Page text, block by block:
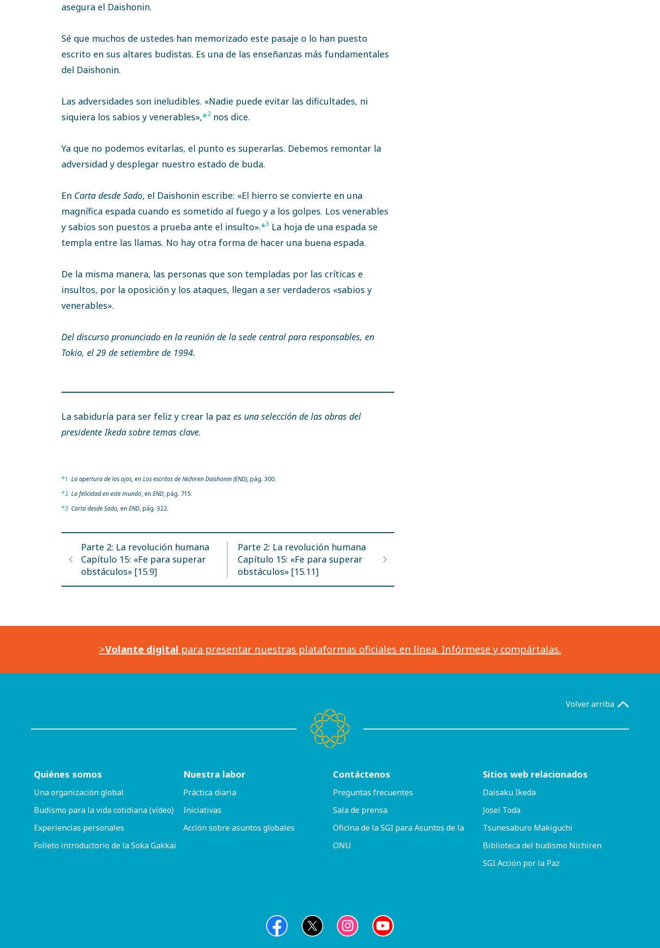
asegura el Daishonin.
Sé que muchos de ustedes han memorizado este pasaje o lo han puesto
escrito en sus altares budistas. Es una de las enseñanzas más fundamentales
del Daishonin.
Las adversidades son ineludibles. «Nadie puede evitar las dificultades, ni
siquiera los sabios y venerables»,*2 nos dice.
Ya que no podemos evitarlas, el punto es superarlas. Debemos remontar la
adversidad y desplegar nuestro estado de buda.
En Carta desde Sado, el Daishonin escribe: «El hierro se convierte en una
magnífica espada cuando es sometido al fuego y a los golpes. Los venerables
y sabios son puestos a prueba ante el insulto».*3 La hoja de una espada se
templa entre las llamas. No hay otra forma de hacer una buena espada.
De la misma manera, las personas que son templadas por las críticas e
insultos, por la oposición y los ataques, llegan a ser verdaderos «sabios y
venerables».
Del discurso pronunciado en la reunión de la sede central para responsables, en
Tokio, el 29 de setiembre de 1994.
La sabiduría para ser feliz y crear la paz es una selección de las obras del
presidente Ikeda sobre temas clave.
*1 La apertura de los ojos, en Los escritos de Nichiren Daishonin (END), pág. 300.
*2 La felicidad en este mundo, en END, pág. 715.
*3 Carta desde Sado, en END, pág. 322.
Parte 2: La revolución humana
Capítulo 15: «Fe para superar
obstáculos» [15.9]
Parte 2: La revolución humana
Capítulo 15: «Fe para superar
obstáculos» [15.11]
>Volante digital para presentar nuestras plataformas oficiales en línea. Infórmese y compártalas.
Volver arriba
Quiénes somos
Una organización global
Budismo para la vida cotidiana (vídeo)
Experiencias personales
Folleto introductorio de la Soka Gakkai
Nuestra labor
Práctica diaria
Iniciativas
Acción sobre asuntos globales
Contáctenos
Preguntas frecuentes
Sala de prensa
Oficina de la SGI para Asuntos de la
ONU
Sitios web relacionados
Daisaku Ikeda
Josei Toda
Tsunesaburo Makiguchi
Biblioteca del budismo Nichiren
SGI Acción por la Paz